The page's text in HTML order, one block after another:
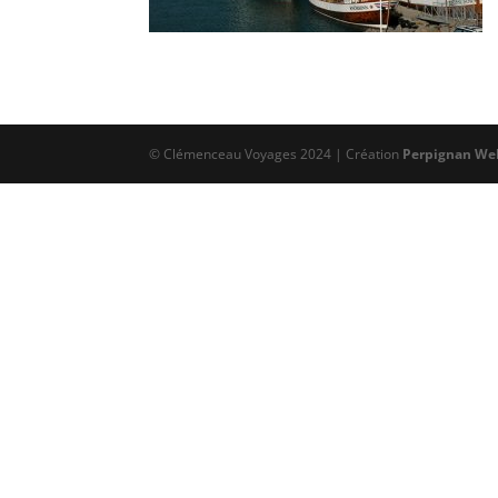
© Clémenceau Voyages 2024 | Création Perpignan